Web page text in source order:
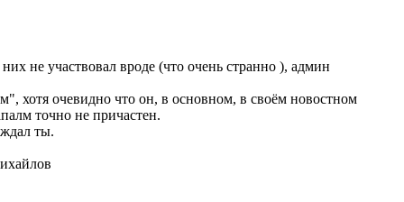
не участвовал вроде (что очень странно ), админ
хотя очевидно что он, в основном, в своём новостном
точно не причастен.
ты.